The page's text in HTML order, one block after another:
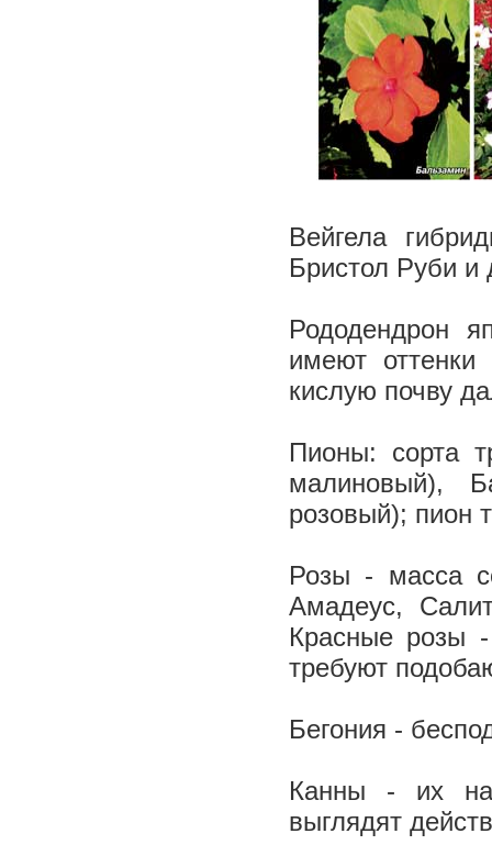
Вейгела
Бристол Руби
Рододендрон
имеют
кислую почву
Пионы: сорта
малиновый),
розовый); пион
Розы - масса
Амадеус,
Красные розы
требуют
Бегония -
Канны - их
выглядят